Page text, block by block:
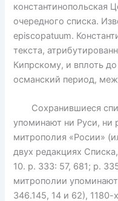
константинопольская
очередного списка.
episcopatuum.
текста,
Кипрскому, и вплоть
османский период,
Сохранившиеся
упоминают ни Руси, ни
митрополия «Росии»
двух редакциях
10. р. 333: 57, 681; р.
митрополии
346.145, 14 и 62),